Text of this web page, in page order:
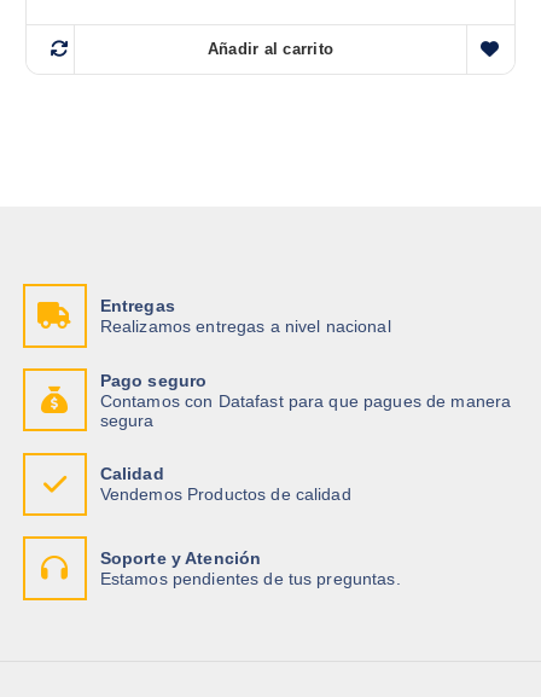
Añadir al carrito
Entregas
Realizamos entregas a nivel nacional
Pago seguro
Contamos con Datafast para que pagues de manera
segura
Calidad
Vendemos Productos de calidad
Soporte y Atención
Estamos pendientes de tus preguntas.